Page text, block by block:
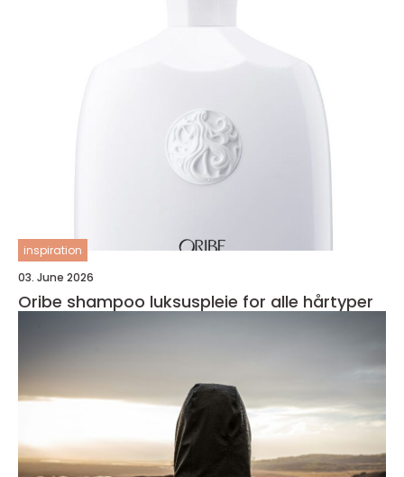
inspiration
03. June 2026
Oribe shampoo luksuspleie for alle hårtyper